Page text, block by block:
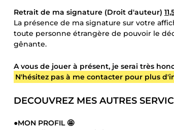
Retrait de ma signature (Droit d'auteur)
La présence de ma signature sur votre
toute personne étrangère de pouvoir le
gênante.
A vous de jouer à présent, je serai très
N'hésitez pas à me contacter pour plus
DECOUVREZ MES AUTRES
●MON PROFIL 🤩